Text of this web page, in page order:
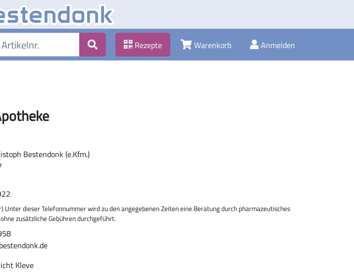
Rezepte Warenkorb Anmelden
Bestendonk (e.Kfm.)
dieser Telefonnummer wird zu den angegebenen Zeiten eine Beratung durch pharmazeutisches
zusätzliche Gebühren durchgeführt.
Kleve